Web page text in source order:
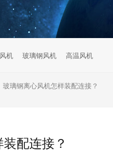
机 玻璃钢风机 高温风机
玻璃钢离心风机怎样装配连接？
配连接？